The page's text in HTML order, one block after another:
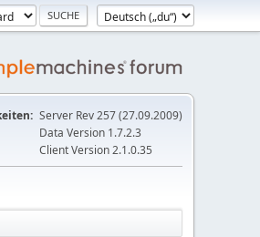
Server Rev 257 (27.09.2009)
Data Version 1.7.2.3
Client Version 2.1.0.35